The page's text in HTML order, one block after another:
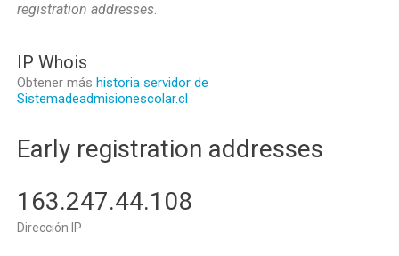
registration addresses.
IP Whois
Obtener más historia servidor de
Sistemadeadmisionescolar.cl
Early registration addresses
163.247.44.108
Dirección IP